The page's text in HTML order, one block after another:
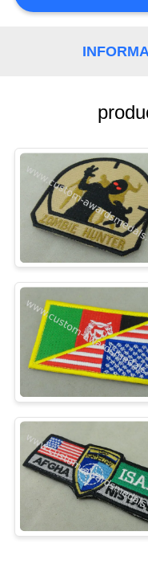
DEL
SITIO
PRIVACY
POLICY